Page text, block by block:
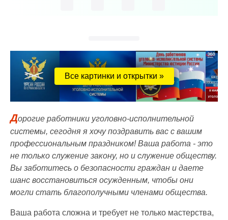
Все картинки и открытки »
Дорогие работники уголовно-исполнительной
системы, сегодня я хочу поздравить вас с вашим
профессиональным праздником! Ваша работа - это
не только служение закону, но и служение обществу.
Вы заботитесь о безопасности граждан и даете
шанс восстановиться осужденным, чтобы они
могли стать благополучными членами общества.
Ваша работа сложна и требует не только мастерства,